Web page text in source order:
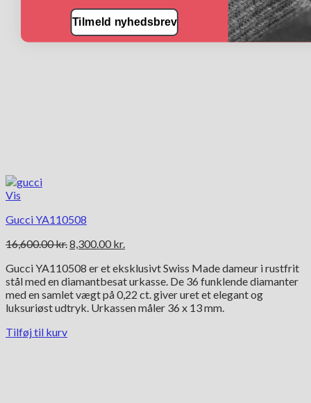
Vis
Gucci YA110508
16,600.00kr.Den
pris
var:
16,600.00 kr..
8,300.00 kr.
pris
er:
8,300.00 kr..
Gucci YA110508 er et eksklusivt Swiss Made dameur i rustfrit
stål med en diamantbesat urkasse. De 36 funklende diamanter
med en samlet vægt på 0,22 ct. giver uret et elegant og
luksuriøst udtryk. Urkassen måler 36 x 13 mm.
Tilføj til kurv
Tilmeld nyhedsbrev